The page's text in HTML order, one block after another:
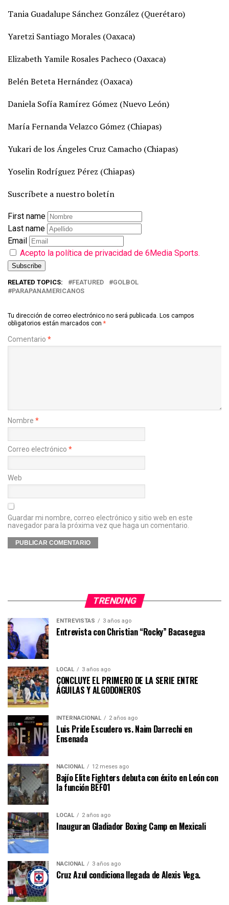
Tania Guadalupe Sánchez González (Querétaro)
Yaretzi Santiago Morales (Oaxaca)
Elizabeth Yamile Rosales Pacheco (Oaxaca)
Belén Beteta Hernández (Oaxaca)
Daniela Sofía Ramírez Gómez (Nuevo León)
María Fernanda Velazco Gómez (Chiapas)
Yukari de los Ángeles Cruz Camacho (Chiapas)
Yoselin Rodríguez Pérez (Chiapas)
Suscríbete a nuestro boletín
First name
Last name
Email
Acepto la política de privacidad de 6Media Sports.
RELATED TOPICS: FEATURED
GOLBOL
PARAPANAMERICANOS
Tu dirección de correo electrónico no será publicada. Los campos
obligatorios están marcados con *
Comentario *
Nombre *
Correo electrónico *
Web
Guardar mi nombre, correo electrónico y sitio web en este
navegador para la próxima vez que haga un comentario.
TRENDING
ENTREVISTAS 3 años ago
Entrevista con Christian “Rocky” Bacasegua
LOCAL 3 años ago
CONCLUYE EL PRIMERO DE LA SERIE ENTRE
ÁGUILAS Y ALGODONEROS
INTERNACIONAL 2 años ago
Luis Pride Escudero vs. Naim Darrechi en
Ensenada
NACIONAL 12 meses ago
Bajío Elite Fighters debuta con éxito en León con
la función BEF01
LOCAL 2 años ago
Inauguran Gladiador Boxing Camp en Mexicali
NACIONAL 3 años ago
Cruz Azul condiciona llegada de Alexis Vega.